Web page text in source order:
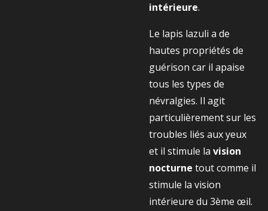
intérieure.
Le lapis lazuli a de
hautes propriétés de
guérison car il apaise
tous les types de
névralgies. Il agit
particulièrement sur les
troubles liés aux yeux
et il stimule la vision
nocturne tout comme il
stimule la vision
intérieure du 3ème œil.